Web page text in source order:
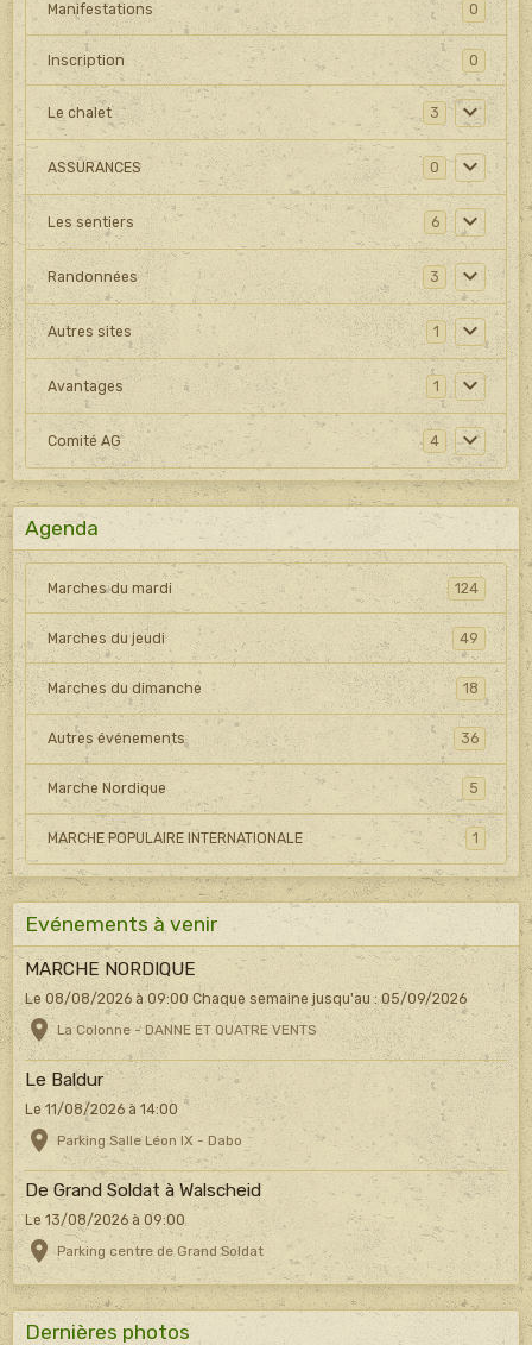
Manifestations 0
Inscription 0
Le chalet 3
ASSURANCES 0
Les sentiers 6
Randonnées 3
Autres sites 1
Avantages 1
Comité AG 4
Agenda
Marches du mardi 124
Marches du jeudi 49
Marches du dimanche 18
Autres événements 36
Marche Nordique 5
MARCHE POPULAIRE INTERNATIONALE 1
Evénements à venir
MARCHE NORDIQUE
Le 08/08/2026 à 09:00 Chaque semaine jusqu'au : 05/09/2026
La Colonne - DANNE ET QUATRE VENTS
Le Baldur
Le 11/08/2026 à 14:00
Parking Salle Léon IX - Dabo
De Grand Soldat à Walscheid
Le 13/08/2026 à 09:00
Parking centre de Grand Soldat
Dernières photos